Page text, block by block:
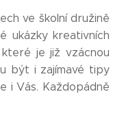
ve školní družině
ukázky kreativních
je již vzácnou
být i zajímavé tipy
i Vás. Každopádně